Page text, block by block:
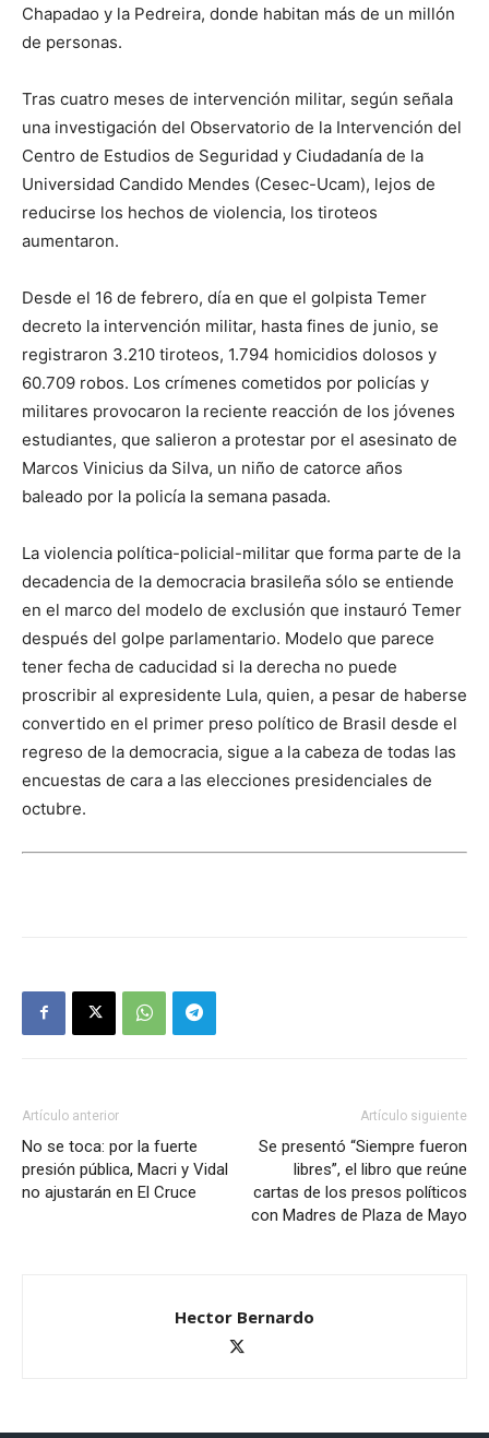
Chapadao y la Pedreira, donde habitan más de un millón
de personas.
Tras cuatro meses de intervención militar, según señala
una investigación del Observatorio de la Intervención del
Centro de Estudios de Seguridad y Ciudadanía de la
Universidad Candido Mendes (Cesec-Ucam), lejos de
reducirse los hechos de violencia, los tiroteos
aumentaron.
Desde el 16 de febrero, día en que el golpista Temer
decreto la intervención militar, hasta fines de junio, se
registraron 3.210 tiroteos, 1.794 homicidios dolosos y
60.709 robos. Los crímenes cometidos por policías y
militares provocaron la reciente reacción de los jóvenes
estudiantes, que salieron a protestar por el asesinato de
Marcos Vinicius da Silva, un niño de catorce años
baleado por la policía la semana pasada.
La violencia política-policial-militar que forma parte de la
decadencia de la democracia brasileña sólo se entiende
en el marco del modelo de exclusión que instauró Temer
después del golpe parlamentario. Modelo que parece
tener fecha de caducidad si la derecha no puede
proscribir al expresidente Lula, quien, a pesar de haberse
convertido en el primer preso político de Brasil desde el
regreso de la democracia, sigue a la cabeza de todas las
encuestas de cara a las elecciones presidenciales de
octubre.
Artículo anterior
No se toca: por la fuerte
presión pública, Macri y Vidal
no ajustarán en El Cruce
Artículo siguiente
Se presentó “Siempre fueron
libres”, el libro que reúne
cartas de los presos políticos
con Madres de Plaza de Mayo
Hector Bernardo